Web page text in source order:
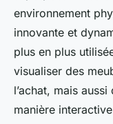
environnement
innovante et
plus en plus
visualiser des
l’achat, mais
manière